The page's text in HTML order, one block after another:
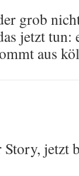
grob
jetzt tun:
aus
jetzt